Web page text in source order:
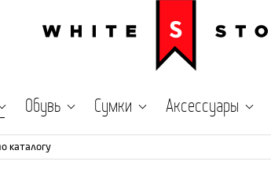
Обувь Сумки Аксессуары
каталогу